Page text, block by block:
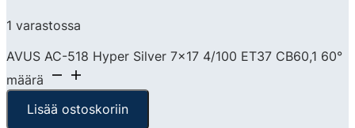
1 varastossa
AVUS AC-518 Hyper Silver 7x17 4/100 ET37 CB60,1 60°
määrä
Lisää ostoskoriin